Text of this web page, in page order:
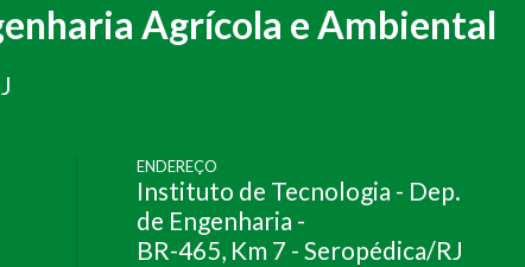
Agrícola e Ambiental
ENDEREÇO
Instituto de Tecnologia - Dep.
de Engenharia -
BR-465, Km 7 - Seropédica/RJ